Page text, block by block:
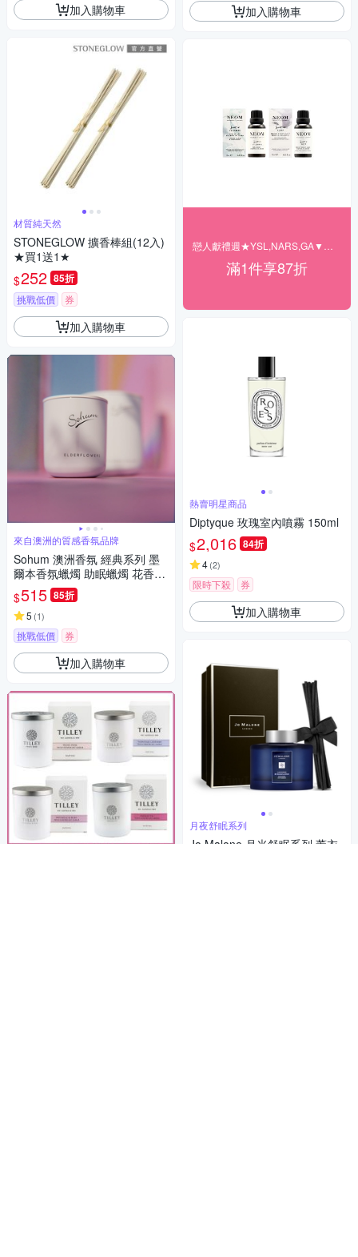
加入購物車
材質純天然
STONEGLOW 擴香棒組(12入)
★買1送1★
$252 85折
挑戰低價 券
加入購物車
來自澳洲的質感香氛品牌
Sohum 澳洲香氛 經典系列 墨
爾本香氛蠟燭 助眠蠟燭 花香調
柑橘調 果香調 木質調100g 共9
款
$515 85折
5 (1)
挑戰低價 券
加入購物車
加入購物車
滿1件享87折
熱賣明星商品
Diptyque 玫瑰室內噴霧 150ml
$2,016 84折
4(2)
限時下殺 券
加入購物車
月夜舒眠系列
Jo Malone 月光舒眠系列 薰衣